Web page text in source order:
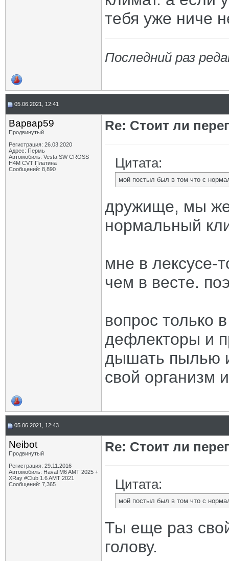
тебя уже ниче
Последний раз
05.06.2021, 12:41
Варвар59
Продвинутый
Регистрация: 26.03.2020
Адрес: Пермь
Автомобиль: Vesta SW CROSS
H4M CVT Платина
Сообщений: 8,890
Re: Стоит ли
Цитата:
мой постыл был в том что с
дружище, мы же
нормальный
мне в лексусе-
чем в весте.
вопрос только
дефлекторы и
дышать пылью
свой организм
05.06.2021, 12:43
Neibot
Продвинутый
Регистрация: 29.11.2016
Автомобиль: Haval M6 AMT 2025 +
XRay #Club 1.6 AMT 2021
Сообщений: 7,365
Re: Стоит ли
Цитата:
мой постыл был в том что с
Ты еще раз
голову.